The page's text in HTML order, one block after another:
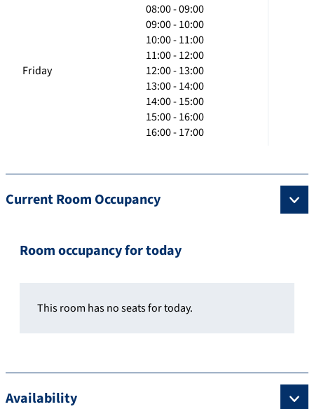
Friday
08:00 - 09:00
09:00 - 10:00
10:00 - 11:00
11:00 - 12:00
12:00 - 13:00
13:00 - 14:00
14:00 - 15:00
15:00 - 16:00
16:00 - 17:00
Current Room Occupancy
Room occupancy for today
This room has no seats for today.
Availability